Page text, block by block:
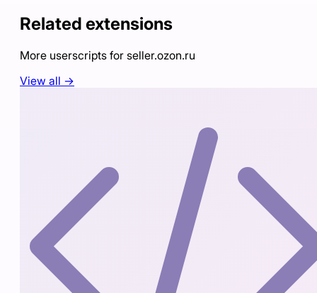
Related extensions
More userscripts for seller.ozon.ru
View all →